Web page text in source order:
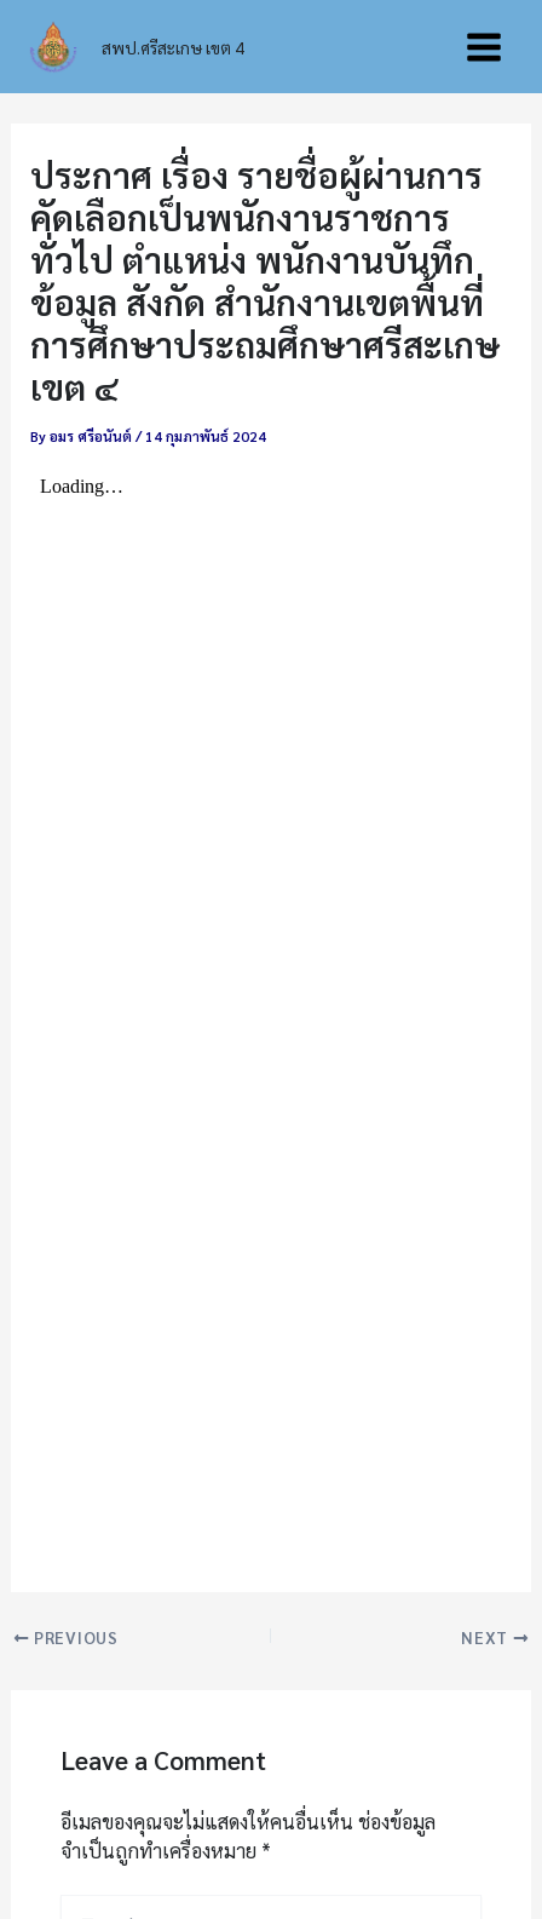
content
สพป.ศรีสะเกษ เขต 4
Main
ประกาศ เรื่อง รายชื่อผู้ผ่านการ
คัดเลือกเป็นพนักงานราชการ
ทั่วไป ตำแหน่ง พนักงานบันทึก
ข้อมูล สังกัด สำนักงานเขตพื้นที่
การศึกษาประถมศึกษาศรีสะเกษ
เขต ๔
Byอมร ศรีอนันต์/14 กุมภาพันธ์ 2024
PREVIOUS NEXT
Leave a Comment
อีเมลของคุณจะไม่แสดงให้คนอื่นเห็น ช่องข้อมูล
จำเป็นถูกทำเครื่องหมาย *